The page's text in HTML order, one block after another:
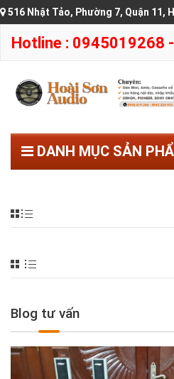
516 Nhật Tảo, Phường 7, Quận 11,
Hotline : 0945019268
DANH MỤC SẢN
Blog tư vấn